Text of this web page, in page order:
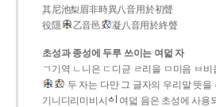
其尼池梨眉非時異八音用於初聲
役隱
乙音邑 凝八音用於終聲
초성과 종성에 두루 쓰이는 여덟 자
ㄱ기역 ㄴ니은 ㄷ디귿 ㄹ리을 ㅁ미음 ㅂ비
두 자는 다만 그 글자의 우리말 뜻을
기니디리미비시
여덟 음은 초성에 사용